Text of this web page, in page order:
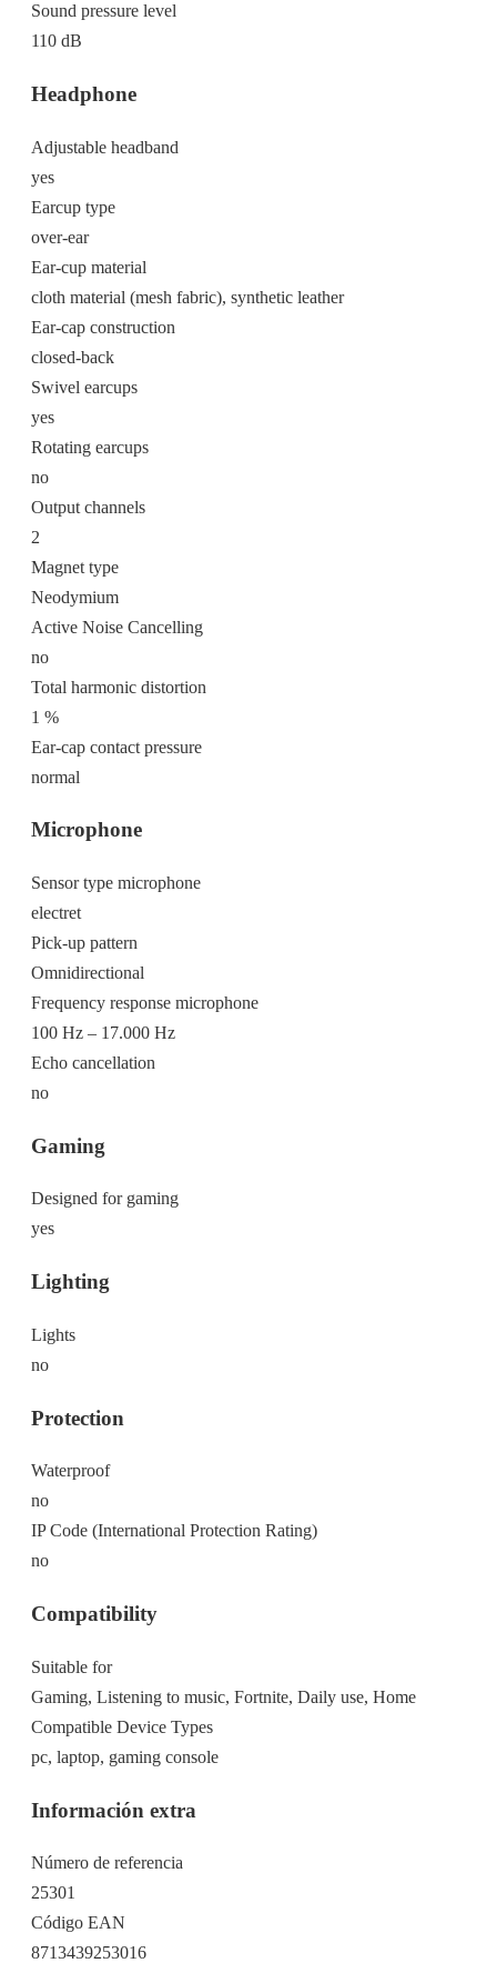
Sound pressure level
110 dB
Headphone
Adjustable headband
yes
Earcup type
over-ear
Ear-cup material
cloth material (mesh fabric), synthetic leather
Ear-cap construction
closed-back
Swivel earcups
yes
Rotating earcups
no
Output channels
2
Magnet type
Neodymium
Active Noise Cancelling
no
Total harmonic distortion
1 %
Ear-cap contact pressure
normal
Microphone
Sensor type microphone
electret
Pick-up pattern
Omnidirectional
Frequency response microphone
100 Hz – 17.000 Hz
Echo cancellation
no
Gaming
Designed for gaming
yes
Lighting
Lights
no
Protection
Waterproof
no
IP Code (International Protection Rating)
no
Compatibility
Suitable for
Gaming, Listening to music, Fortnite, Daily use, Home
Compatible Device Types
pc, laptop, gaming console
Información extra
Número de referencia
25301
Código EAN
8713439253016